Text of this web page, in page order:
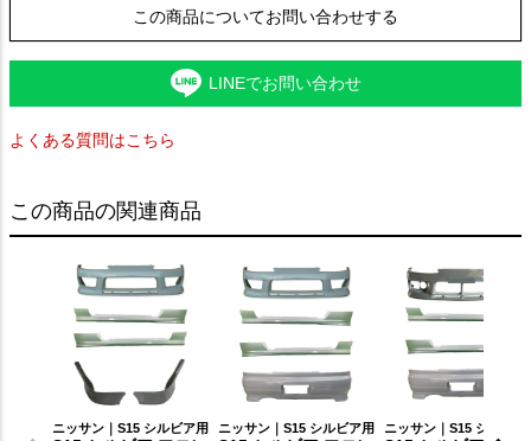
この商品についてお問い合わせする
LINEでお問い合わせ
よくある質問はこちら
この商品の関連商品
ニッサン｜S15 シルビア用 ニッサン｜S15 シルビア用 ニッサン｜S15 シルビア